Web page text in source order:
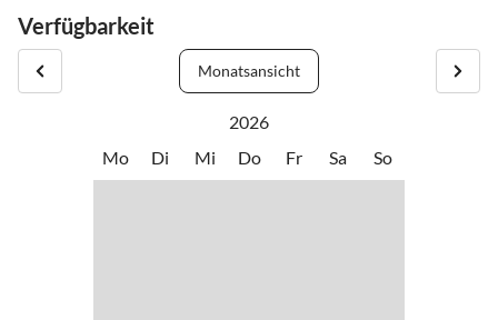
Verfügbarkeit
Monatsansicht
2026
Mo
Di Mi Do Fr Sa So